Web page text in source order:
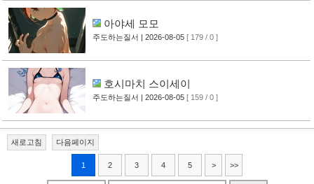
아야세 모모
주도하는질서 | 2026-08-05 [ 179 / 0 ]
호시마치 스이세이
주도하는질서 | 2026-08-05 [ 159 / 0 ]
새로고침 다음페이지
1 2 3 4 5 > >>